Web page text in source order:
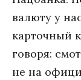
валюту у
карточный
говоря:
не на